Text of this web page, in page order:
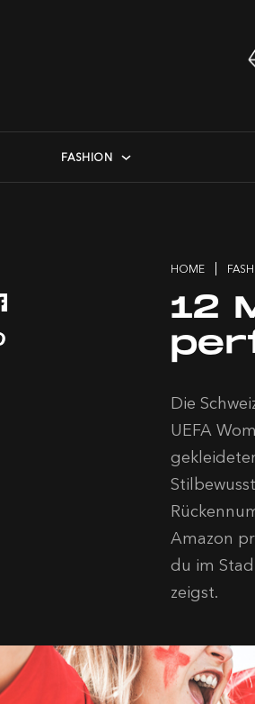
FASHION
HOME
12
Die
UEFA
Amazon
du im
zeigst.